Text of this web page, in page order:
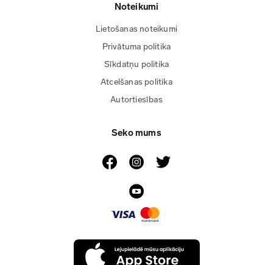
Noteikumi
Lietošanas noteikumi
Privātuma politika
Sīkdatņu politika
Atcelšanas politika
Autortiesības
Seko mums